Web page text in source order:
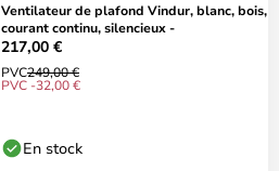
Ventilateur de plafond Vindur, blanc, bois,
courant continu, silencieux -
217,00 €
PVC249,00 €
PVC -32,00 €
En stock